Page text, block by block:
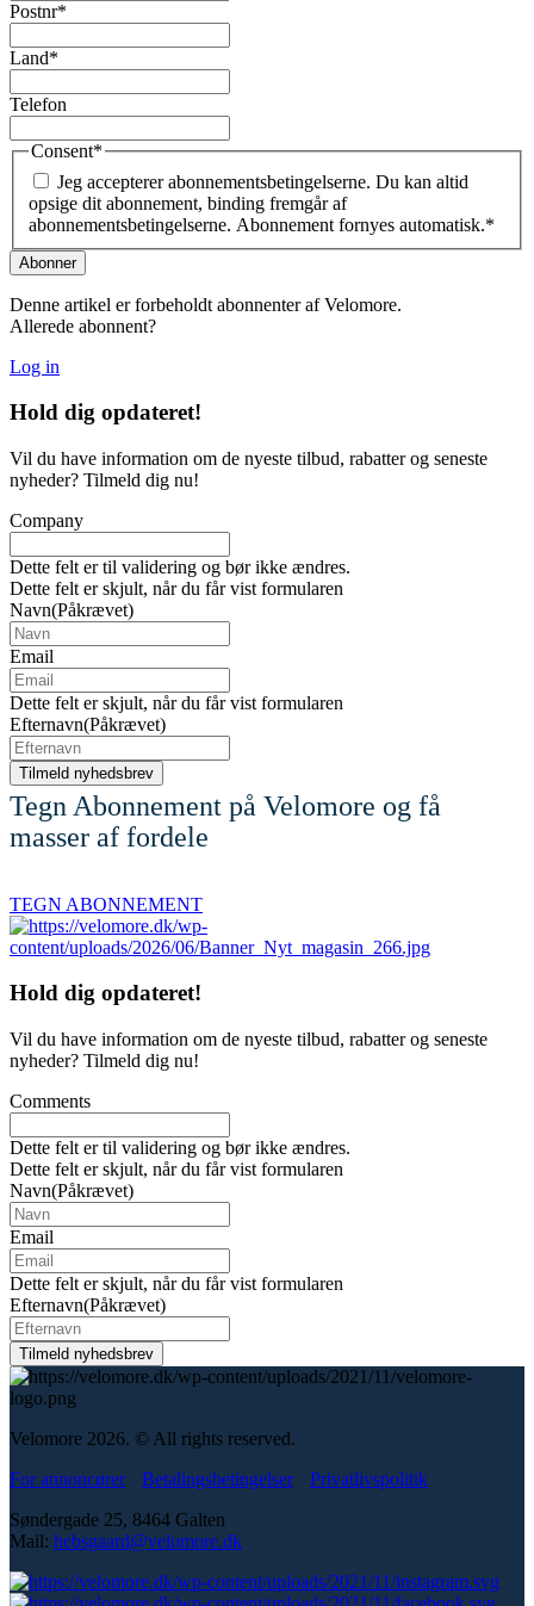
Postnr*
Land*
Telefon
Consent*
Jeg accepterer abonnementsbetingelserne. Du kan altid
opsige dit abonnement, binding fremgår af
abonnementsbetingelserne. Abonnement fornyes automatisk.*
Denne artikel er forbeholdt abonnenter af Velomore.
Allerede abonnent?
Log in
Hold dig opdateret!
Vil du have information om de nyeste tilbud, rabatter og seneste
nyheder? Tilmeld dig nu!
Company
Dette felt er til validering og bør ikke ændres.
Dette felt er skjult, når du får vist formularen
Navn(Påkrævet)
Email
Dette felt er skjult, når du får vist formularen
Efternavn(Påkrævet)
Tegn Abonnement på Velomore og få
masser af fordele
TEGN ABONNEMENT
Hold dig opdateret!
Vil du have information om de nyeste tilbud, rabatter og seneste
nyheder? Tilmeld dig nu!
Comments
Dette felt er til validering og bør ikke ændres.
Dette felt er skjult, når du får vist formularen
Navn(Påkrævet)
Email
Dette felt er skjult, når du får vist formularen
Efternavn(Påkrævet)
Velomore 2026. © All rights reserved.
For annoncører
Betalingsbetingelser
Privatlivspolitik
Søndergade 25, 8464 Galten
Mail: hebsgaard@velomore.dk